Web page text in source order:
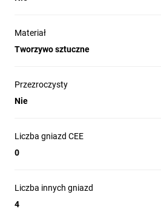
Materiał
Tworzywo sztuczne
Przezroczysty
Nie
Liczba gniazd CEE
0
Liczba innych gniazd
4